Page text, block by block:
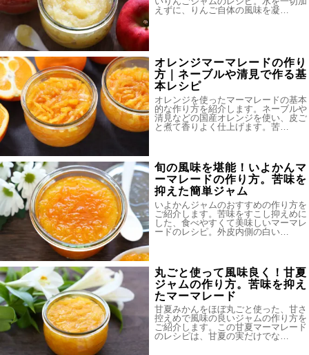
えずに、りんご自体の風味を凝…
オレンジマーマレードの作り
方｜ネーブルや清見で作る基
本レシピ
オレンジを使ったマーマレードの基本
的な作り方を紹介します。ネーブルや
清見などの国産オレンジを使い、皮ご
と煮て香りよく仕上げます。苦…
旬の風味を堪能！いよかんマ
ーマレードの作り方。苦味を
抑えた簡単ジャム
いよかんジャムのおすすめの作り方を
ご紹介します。苦味をすこし抑えめに
した、食べやすくて美味しいマーマレ
ードのレシピ。外皮内側の白い…
丸ごと使って風味良く！甘夏
ジャムの作り方。苦味を抑え
たマーマレード
甘夏みかんをほぼ丸ごと使った、甘さ
控えめで風味の良いジャムの作り方を
ご紹介します。この甘夏マーマレード
のレシピは、甘夏の実だけでな…